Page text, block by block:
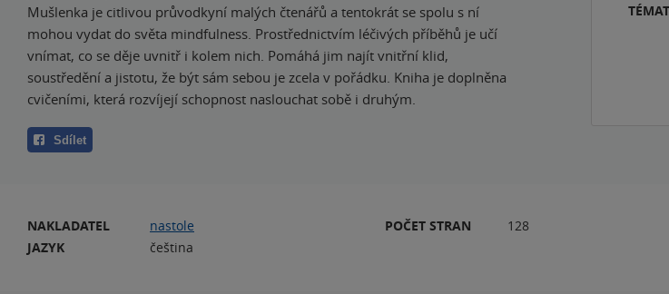
Mušlenka je citlivou průvodkyní malých čtenářů a tentokrát se spolu s ní
mohou vydat do světa mindfulness. Prostřednictvím léčivých příběhů je učí
vnímat, co se děje uvnitř i kolem nich. Pomáhá jim najít vnitřní klid,
soustředění a jistotu, že být sám sebou je zcela v pořádku. Kniha je doplněna
cvičeními, která rozvíjejí schopnost naslouchat sobě i druhým.
Sdílet
NAKLADATEL
nastole
JAZYK
čeština
POČET STRAN 128